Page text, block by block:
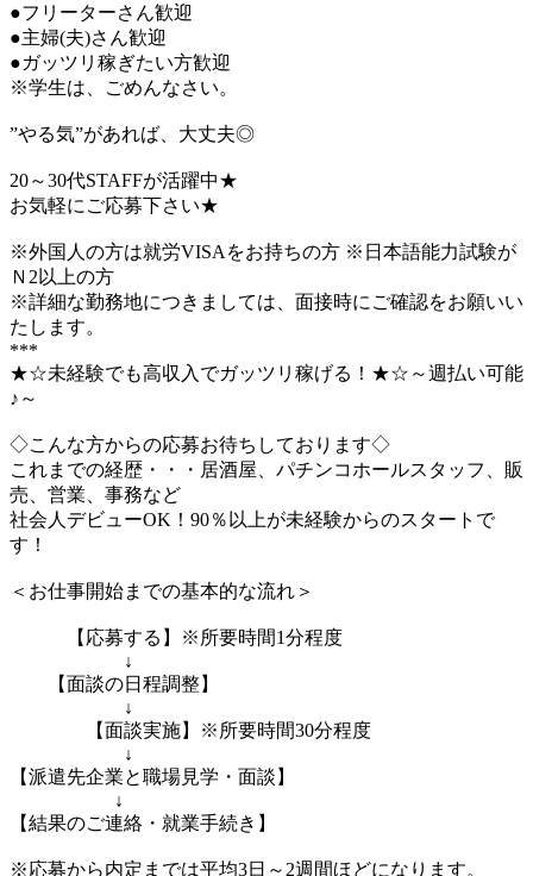
●フリーターさん歓迎
●主婦(夫)さん歓迎
●ガッツリ稼ぎたい方歓迎
※学生は、ごめんなさい。
”やる気”があれば、大丈夫◎
20～30代STAFFが活躍中★
お気軽にご応募下さい★
※外国人の方は就労VISAをお持ちの方 ※日本語能力試験が
Ｎ2以上の方
※詳細な勤務地につきましては、面接時にご確認をお願いい
たします。
***
★☆未経験でも高収入でガッツリ稼げる！★☆～週払い可能
♪～
◇こんな方からの応募お待ちしております◇
これまでの経歴・・・居酒屋、パチンコホールスタッフ、販
売、営業、事務など
社会人デビューOK！90％以上が未経験からのスタートで
す！
＜お仕事開始までの基本的な流れ＞
【応募する】※所要時間1分程度
↓
【面談の日程調整】
↓
【面談実施】※所要時間30分程度
↓
【派遣先企業と職場見学・面談】
↓
【結果のご連絡・就業手続き】
※応募から内定までは平均3日～2週間ほどになります。